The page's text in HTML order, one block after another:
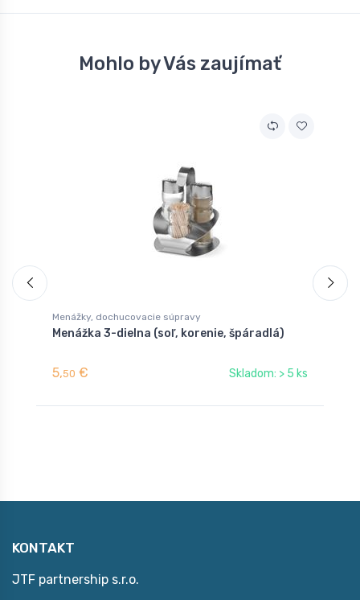
Mohlo by Vás zaujímať
Menážky, dochucovacie súpravy
Menážka 3-dielna (soľ, korenie, špáradlá)
5,50 € Skladom: > 5 ks
KONTAKT
JTF partnership s.r.o.